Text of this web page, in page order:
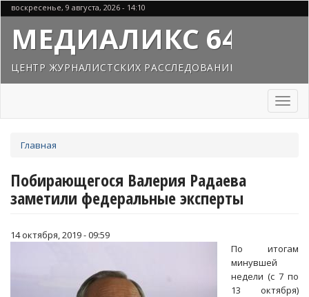
Перейти
к
основному
содержанию
воскресенье, 9 августа, 2026 - 14:10
МЕДИАЛИКС 64
ЦЕНТР ЖУРНАЛИСТСКИХ РАССЛЕДОВАНИЙ
Toggle
здесь
Главная
Побирающегося Валерия Радаева
заметили федеральные эксперты
14 октября, 2019 - 09:59
По итогам
минувшей
недели (с 7 по
13 октября)